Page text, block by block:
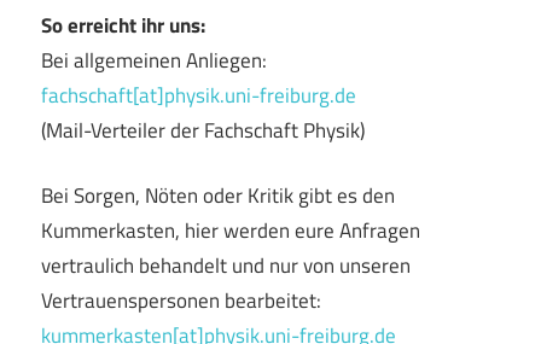
So erreicht ihr uns:
Bei allgemeinen Anliegen:
fachschaft[at]physik.uni-freiburg.de
(Mail-Verteiler der Fachschaft Physik)
Bei Sorgen, Nöten oder Kritik gibt es den
Kummerkasten, hier werden eure Anfragen
vertraulich behandelt und nur von unseren
Vertrauenspersonen bearbeitet:
kummerkasten[at]physik.uni-freiburg.de